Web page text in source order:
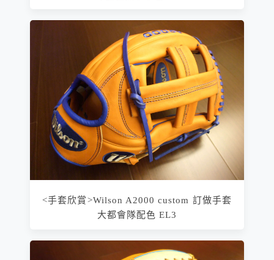
<手套欣賞>Wilson A2000 custom 訂做手套
大都會隊配色 EL3